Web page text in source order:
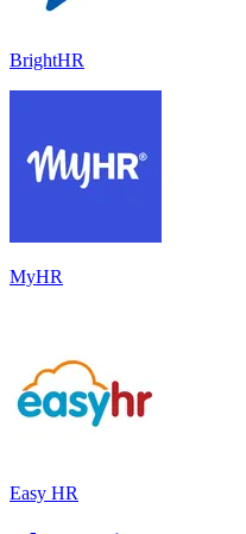
BrightHR
MyHR
Easy HR